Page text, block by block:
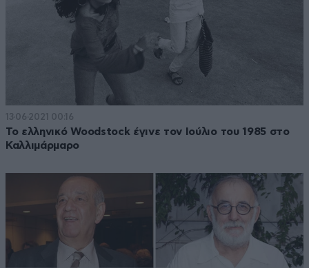
13·06·2021 00:16
Το ελληνικό Woodstock έγινε τον Ιούλιο του 1985 στο
Καλλιμάρμαρο